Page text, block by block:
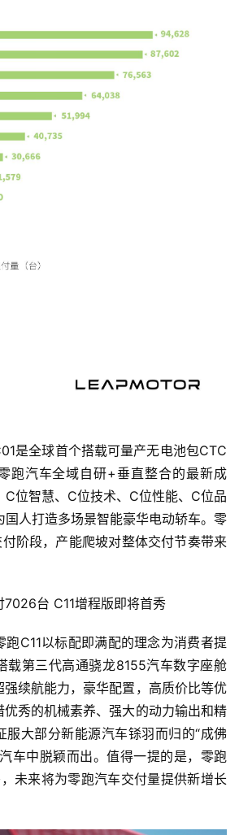
是全球首个搭载可量产无电池包CTC
跑汽车全域自研+垂直整合的最新成
C位智慧、C位技术、C位性能、C位品
国人打造多场景智能豪华电动轿车。零
阶段，产能爬坡对整体交付节奏带来
跑C11以标配即满配的理念为消费者提
载第三代高通骁龙8155汽车数字座舱
续航能力，豪华配置，高质价比等优
秀的机械素养、强大的动力输出和精
服大部分新能源汽车铩羽而归的“成佛
车中脱颖而出。值得一提的是，零跑
未来将为零跑汽车交付量提供新增长